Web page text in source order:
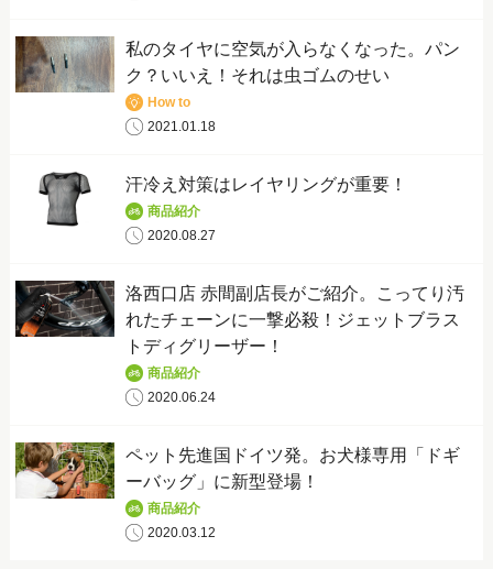
私のタイヤに空気が入らなくなった。パン
ク？いいえ！それは虫ゴムのせい
How to
2021.01.18
汗冷え対策はレイヤリングが重要！
商品紹介
2020.08.27
洛西口店 赤間副店長がご紹介。こってり汚
れたチェーンに一撃必殺！ジェットブラス
トディグリーザー！
商品紹介
2020.06.24
ペット先進国ドイツ発。お犬様専用「ドギ
ーバッグ」に新型登場！
商品紹介
2020.03.12